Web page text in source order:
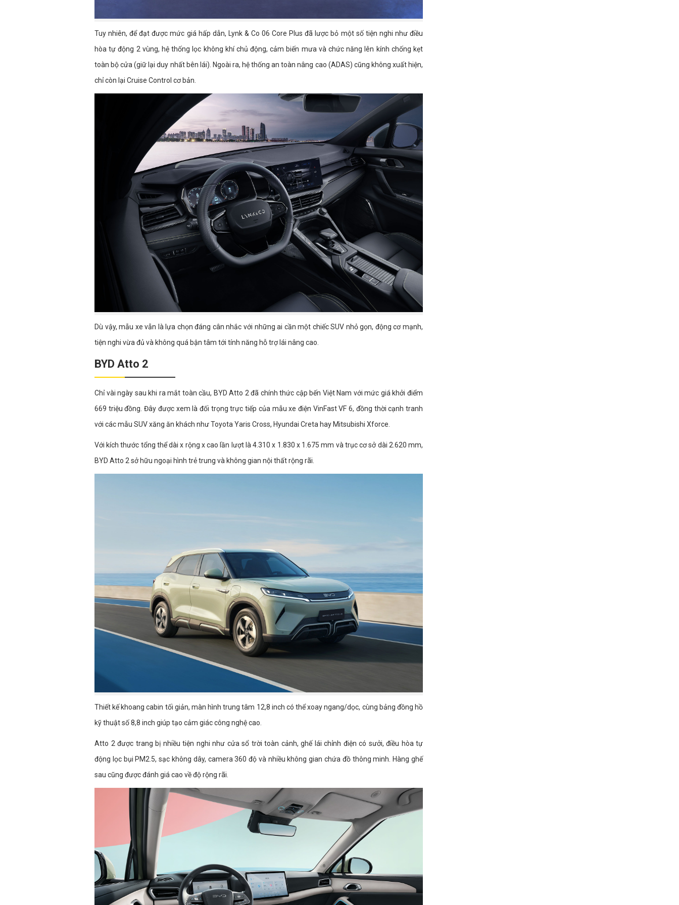
Tuy nhiên, để đạt được mức giá hấp dẫn, Lynk & Co 06 Core Plus đã lược bỏ một số tiện nghi như điều
hòa tự động 2 vùng, hệ thống lọc không khí chủ động, cảm biến mưa và chức năng lên kính chống kẹt
toàn bộ cửa (giữ lại duy nhất bên lái). Ngoài ra, hệ thống an toàn nâng cao (ADAS) cũng không xuất hiện,
chỉ còn lại Cruise Control cơ bản.
Dù vậy, mẫu xe vẫn là lựa chọn đáng cân nhắc với những ai cần một chiếc SUV nhỏ gọn, động cơ mạnh,
tiện nghi vừa đủ và không quá bận tâm tới tính năng hỗ trợ lái nâng cao.
BYD Atto 2
Chỉ vài ngày sau khi ra mắt toàn cầu, BYD Atto 2 đã chính thức cập bến Việt Nam với mức giá khởi điểm
669 triệu đồng. Đây được xem là đối trọng trực tiếp của mẫu xe điện VinFast VF 6, đồng thời cạnh tranh
với các mẫu SUV xăng ăn khách như Toyota Yaris Cross, Hyundai Creta hay Mitsubishi Xforce.
Với kích thước tổng thể dài x rộng x cao lần lượt là 4.310 x 1.830 x 1.675 mm và trục cơ sở dài 2.620 mm,
BYD Atto 2 sở hữu ngoại hình trẻ trung và không gian nội thất rộng rãi.
Thiết kế khoang cabin tối giản, màn hình trung tâm 12,8 inch có thể xoay ngang/dọc, cùng bảng đồng hồ
kỹ thuật số 8,8 inch giúp tạo cảm giác công nghệ cao.
Atto 2 được trang bị nhiều tiện nghi như cửa sổ trời toàn cảnh, ghế lái chỉnh điện có sưởi, điều hòa tự
động lọc bụi PM2.5, sạc không dây, camera 360 độ và nhiều không gian chứa đồ thông minh. Hàng ghế
sau cũng được đánh giá cao về độ rộng rãi.